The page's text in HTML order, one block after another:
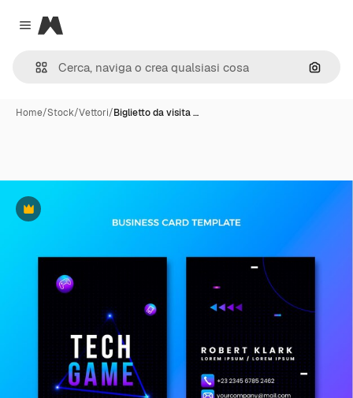
Close menu
Magnific
Cerca
Home/Stock/Vettori/Biglietto da visita …
Premium